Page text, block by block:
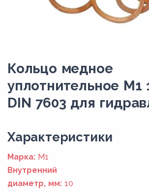
Кольцо медное
уплотнительное М1
DIN 7603 для
Xарактеристики
Марка: М1
Внутренний
диаметр, мм: 10